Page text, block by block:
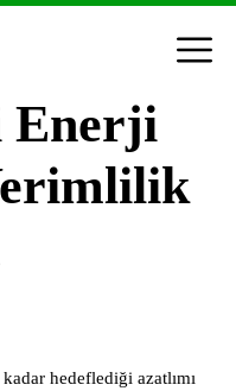
Enerji
hedeflediği azatlımı